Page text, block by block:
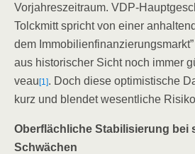
Vor­jah­res­zeit­raum. VDP-
Tolck­mitt spricht von einer
dem
aus his­to­ri­scher Sicht noch immer
veau [1]. Doch die­se opti­mis­ti­sche
kurz und blen­det wesent­li­che
Ober­fläch­li­che Sta­bi­li­sie­rung bei
Schwächen